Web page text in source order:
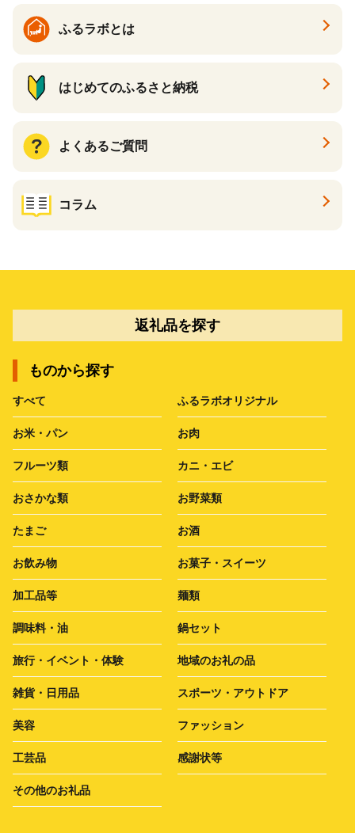
ふるラボとは
はじめてのふるさと納税
よくあるご質問
コラム
返礼品を探す
ものから探す
すべて ふるラボオリジナル
お米・パン お肉
フルーツ類 カニ・エビ
おさかな類 お野菜類
たまご お酒
お飲み物 お菓子・スイーツ
加工品等 麺類
調味料・油 鍋セット
旅行・イベント・体験 地域のお礼の品
雑貨・日用品 スポーツ・アウトドア
美容 ファッション
工芸品 感謝状等
その他のお礼品